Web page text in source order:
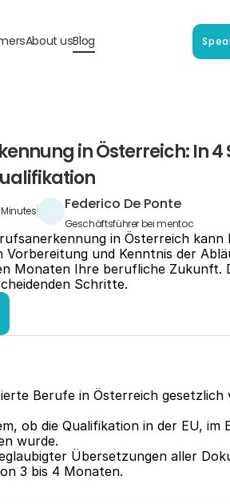
About usBlog
in Österreich: In 4
Minutes Federico De Ponte
Geschäftsführer bei mentoc
in Österreich kann
Vorbereitung und Kenntnis der
Monaten Ihre berufliche Zukunft.
Schritte.
Berufe in Österreich
ob die Qualifikation in der EU, im
wurde.
Übersetzungen aller
3 bis 4 Monaten.